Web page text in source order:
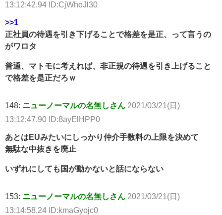
13:12:42.94 ID:CjWhoJl30
>>1
正社員の待遇を引き下げることで格差を是正、って言うの
がワロタ
普通、マトモに考えれば、非正規の待遇を引き上げること
で格差を是正だろｗ
148: ニューノーマルの名無しさん 2021/03/21(日)
13:12:47.90 ID:8ayElHPP0
あとはEUみたいにしっかり仲介手数料の上限を決めて
無駄な中抜きを廃止
いずれにしても国が動かないと話にならない
153: ニューノーマルの名無しさん 2021/03/21(日)
13:14:58.24 ID:kmaGyojc0